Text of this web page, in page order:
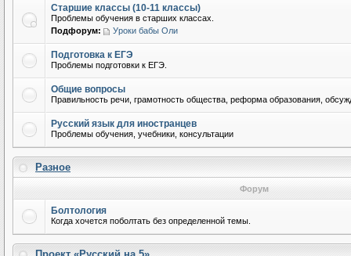
Старшие классы (10-11 классы)
Проблемы обучения в старших классах.
Подфорум:
Уроки бабы Оли
Подготовка к ЕГЭ
Проблемы подготовки к ЕГЭ.
Общие вопросы
Правильность речи, грамотность общества, реформа образования,
Русский язык для иностранцев
Проблемы обучения, учебники, консультации
Разное
Форум
Болтология
Когда хочется поболтать без определенной темы.